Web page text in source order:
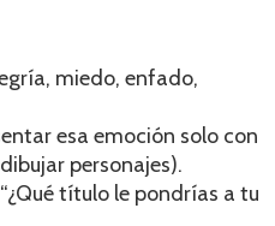
miedo, enfado,
esa emoción solo con
personajes).
título le pondrías a tu